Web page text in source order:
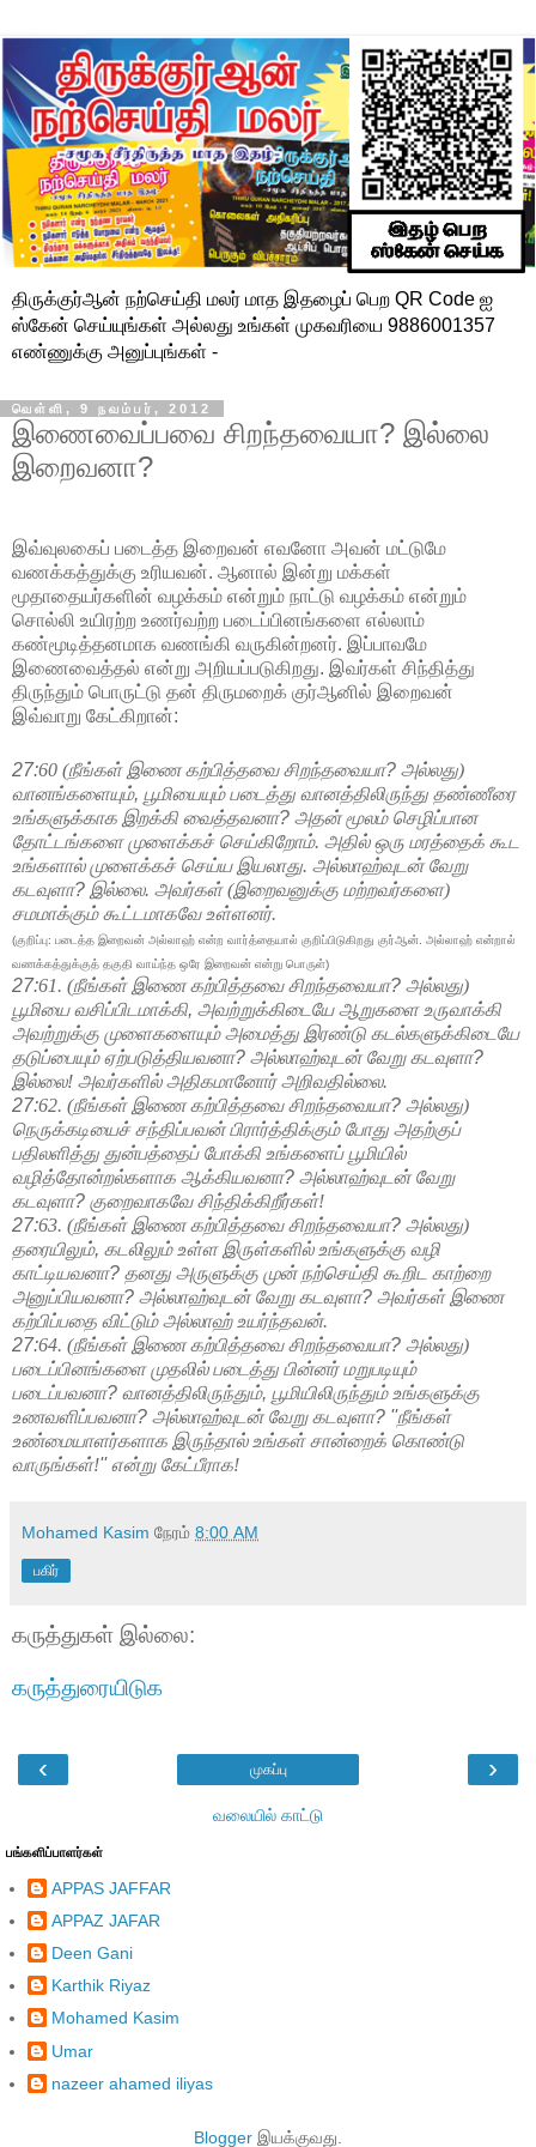
திருக்குர்ஆன் நற்செய்தி மலர் மாத இதழைப் பெற QR Code ஐ
ஸ்கேன் செய்யுங்கள் அல்லது உங்கள் முகவரியை 9886001357
எண்ணுக்கு அனுப்புங்கள் -
வெள்ளி, 9 நவம்பர், 2012
இணைவைப்பவை சிறந்தவையா? இல்லை
இறைவனா?
இவ்வுலகைப் படைத்த இறைவன் எவனோ அவன் மட்டுமே
வணக்கத்துக்கு உரியவன். ஆனால் இன்று மக்கள்
மூதாதையர்களின் வழக்கம் என்றும் நாட்டு வழக்கம் என்றும்
சொல்லி உயிரற்ற உணர்வற்ற படைப்பினங்களை எல்லாம்
கண்மூடித்தனமாக வணங்கி வருகின்றனர். இப்பாவமே
இணைவைத்தல் என்று அறியப்படுகிறது. இவர்கள் சிந்தித்து
திருந்தும் பொருட்டு தன் திருமறைக் குர்ஆனில் இறைவன்
இவ்வாறு கேட்கிறான்:
27:60 (நீங்கள் இணை கற்பித்தவை சிறந்தவையா? அல்லது)
வானங்களையும், பூமியையும் படைத்து வானத்திலிருந்து தண்ணீரை
உங்களுக்காக இறக்கி வைத்தவனா? அதன் மூலம் செழிப்பான
தோட்டங்களை முளைக்கச் செய்கிறோம். அதில் ஒரு மரத்தைக் கூட
உங்களால் முளைக்கச் செய்ய இயலாது. அல்லாஹ்வுடன் வேறு
கடவுளா? இல்லை. அவர்கள் (இறைவனுக்கு மற்றவர்களை)
சமமாக்கும் கூட்டமாகவே உள்ளனர்.
(குறிப்பு: படைத்த இறைவன் அல்லாஹ் என்ற வார்த்தையால் குறிப்பிடுகிறது குர்ஆன். அல்லாஹ் என்றால்
வணக்கத்துக்குத் தகுதி வாய்ந்த ஒரே இறைவன் என்று பொருள்)
27:61. (நீங்கள் இணை கற்பித்தவை சிறந்தவையா? அல்லது)
பூமியை வசிப்பிடமாக்கி, அவற்றுக்கிடையே ஆறுகளை உருவாக்கி
அவற்றுக்கு முளைகளையும் அமைத்து இரண்டு கடல்களுக்கிடையே
தடுப்பையும் ஏற்படுத்தியவனா? அல்லாஹ்வுடன் வேறு கடவுளா?
இல்லை! அவர்களில் அதிகமானோர் அறிவதில்லை.
27:62. (நீங்கள் இணை கற்பித்தவை சிறந்தவையா? அல்லது)
நெருக்கடியைச் சந்திப்பவன் பிரார்த்திக்கும் போது அதற்குப்
பதிலளித்து துன்பத்தைப் போக்கி உங்களைப் பூமியில்
வழித்தோன்றல்களாக ஆக்கியவனா? அல்லாஹ்வுடன் வேறு
கடவுளா? குறைவாகவே சிந்திக்கிறீர்கள்!
27:63. (நீங்கள் இணை கற்பித்தவை சிறந்தவையா? அல்லது)
தரையிலும், கடலிலும் உள்ள இருள்களில் உங்களுக்கு வழி
காட்டியவனா? தனது அருளுக்கு முன் நற்செய்தி கூறிட காற்றை
அனுப்பியவனா? அல்லாஹ்வுடன் வேறு கடவுளா? அவர்கள் இணை
கற்பிப்பதை விட்டும் அல்லாஹ் உயர்ந்தவன்.
27:64. (நீங்கள் இணை கற்பித்தவை சிறந்தவையா? அல்லது)
படைப்பினங்களை முதலில் படைத்து பின்னர் மறுபடியும்
படைப்பவனா? வானத்திலிருந்தும், பூமியிலிருந்தும் உங்களுக்கு
உணவளிப்பவனா? அல்லாஹ்வுடன் வேறு கடவுளா? ''நீங்கள்
உண்மையாளர்களாக இருந்தால் உங்கள் சான்றைக் கொண்டு
வாருங்கள்!''என்று கேட்பீராக!
Mohamed Kasim நேரம் 8:00 AM
பகிர்
கருத்துகள் இல்லை:
கருத்துரையிடுக
‹ ›
முகப்பு
வலையில் காட்டு
பங்களிப்பாளர்கள்
APPAS JAFFAR
APPAZ JAFAR
Deen Gani
Karthik Riyaz
Mohamed Kasim
Umar
nazeer ahamed iliyas
Blogger இயக்குவது.